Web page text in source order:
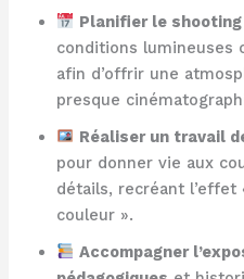
Planifier le
conditions lumineuses
afin d’offrir une
presque
Réaliser un travail
pour donner vie aux
détails, recréant l’effet
couleur ».
Accompagner